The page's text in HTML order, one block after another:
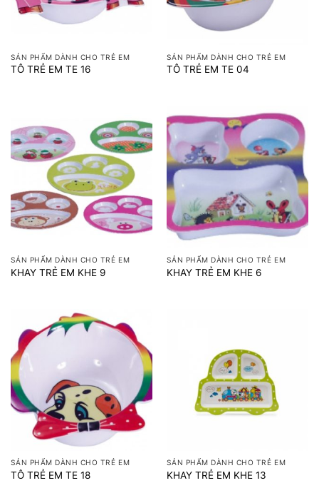
SẢN PHẨM DÀNH CHO TRẺ EM
TÔ TRẺ EM TE 16
SẢN PHẨM DÀNH CHO TRẺ EM
TÔ TRẺ EM TE 04
SẢN PHẨM DÀNH CHO TRẺ EM
KHAY TRẺ EM KHE 9
SẢN PHẨM DÀNH CHO TRẺ EM
KHAY TRẺ EM KHE 6
SẢN PHẨM DÀNH CHO TRẺ EM
TÔ TRẺ EM TE 18
SẢN PHẨM DÀNH CHO TRẺ EM
KHAY TRẺ EM KHE 13